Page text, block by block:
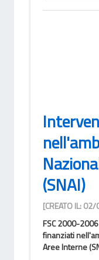
(SNAI)
[CREATO IL:
FSC 2000-
finanziati
Aree Interne